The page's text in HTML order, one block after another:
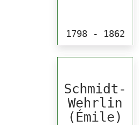
1798 - 1862
Schmidt-
Wehrlin
(Émile)